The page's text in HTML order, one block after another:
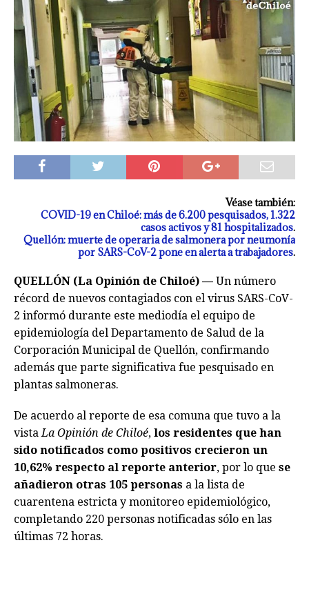
Véase también:
COVID-19 en Chiloé: más de 6.200 pesquisados, 1.322
casos activos y 81 hospitalizados.
Quellón: muerte de operaria de salmonera por neumonía
por SARS-CoV-2 pone en alerta a trabajadores.
QUELLÓN (La Opinión de Chiloé) — Un número
récord de nuevos contagiados con el virus SARS-CoV-
2 informó durante este mediodía el equipo de
epidemiología del Departamento de Salud de la
Corporación Municipal de Quellón, confirmando
además que parte significativa fue pesquisado en
plantas salmoneras.
De acuerdo al reporte de esa comuna que tuvo a la
vistaLa Opinión de Chiloé, los residentes que han
sido notificados como positivos crecieron un
10,62% respecto al reporte anterior, por lo que se
añadieron otras 105 personas a la lista de
cuarentena estricta y monitoreo epidemiológico,
completando 220 personas notificadas sólo en las
últimas 72 horas.